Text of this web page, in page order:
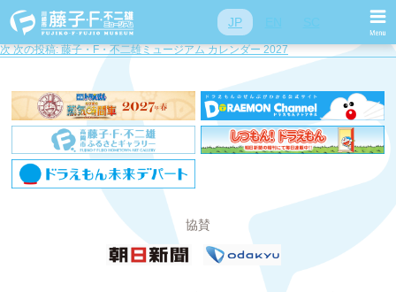
JP
投稿ナビゲーション
前 前の投稿: ひみつ道具デザインカラビナ付きケース
発明品デザインカラビナ付きケース
次 次の投稿: 藤子・F・不二雄ミュージアム カレンダー 2027
協賛